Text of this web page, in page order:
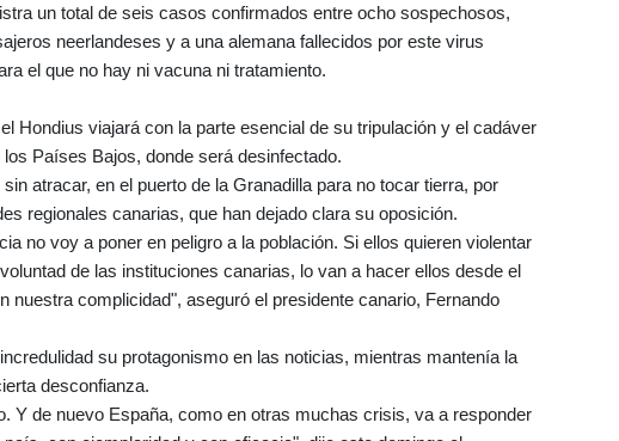
un total de seis casos confirmados entre ocho sospechosos,
neerlandeses y a una alemana fallecidos por este virus
el que no hay ni vacuna ni tratamiento.
Hondius viajará con la parte esencial de su tripulación y el cadáver
Países Bajos, donde será desinfectado.
atracar, en el puerto de la Granadilla para no tocar tierra, por
regionales canarias, que han dejado clara su oposición.
no voy a poner en peligro a la población. Si ellos quieren violentar
de las instituciones canarias, lo van a hacer ellos desde el
nuestra complicidad", aseguró el presidente canario, Fernando
su protagonismo en las noticias, mientras mantenía la
desconfianza.
Y de nuevo España, como en otras muchas crisis, va a responder